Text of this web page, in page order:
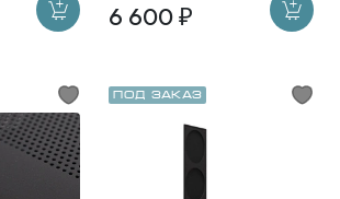
6 600 ₽
Под заказ